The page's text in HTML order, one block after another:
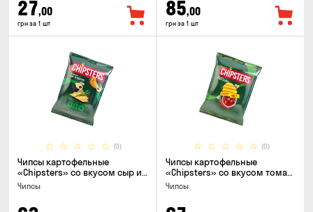
27,00
грн за 1 шт
85,00
грн за 1 шт
(0)
Чипсы картофельные
«Chipsters» со вкусом сыр и
лук, 95г
Чипсы
(0)
Чипсы картофельные
«Chipsters» со вкусом томат
спайси, 95г
Чипсы